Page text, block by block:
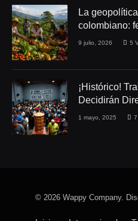
La
colombiano:
seguridad
9 julio, 2026 5
¡Histórico!
Decidirán
Derechos
1 mayo, 2025 7
© 2026 Wappy Company.